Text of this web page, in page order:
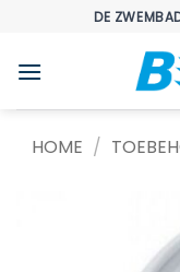
inhoud
DE
HOME /